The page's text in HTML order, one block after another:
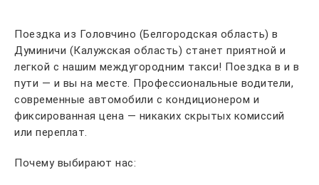
Поездка из Головчино (Белгородская область) в
Думиничи (Калужская область) станет приятной и
легкой с нашим междугородним такси! Поездка в и в
пути — и вы на месте. Профессиональные водители,
современные автомобили с кондиционером и
фиксированная цена — никаких скрытых комиссий
или переплат.
Почему выбирают нас: